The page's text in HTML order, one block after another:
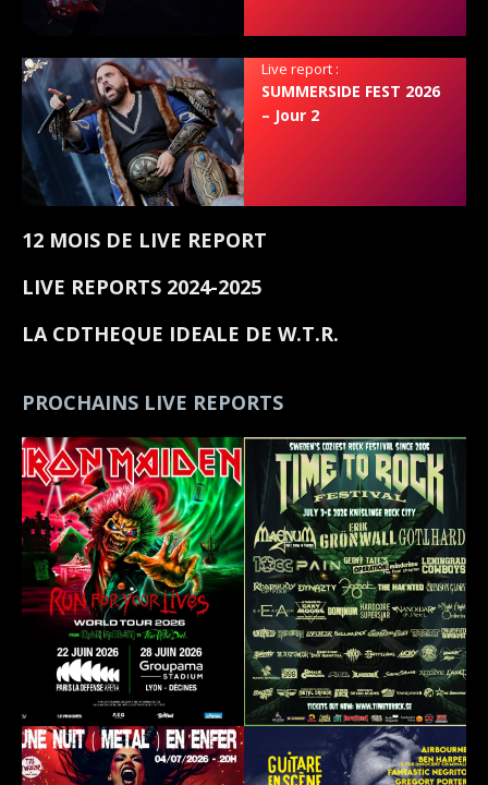
Live report :
SUMMERSIDE FEST 2026
– Jour 2
12 MOIS DE LIVE REPORT
LIVE REPORTS 2024-2025
LA CDTHEQUE IDEALE DE W.T.R.
PROCHAINS LIVE REPORTS